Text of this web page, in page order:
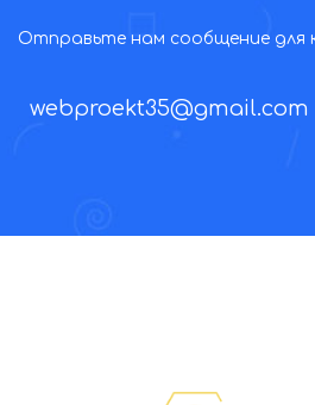
Отправьте нам сообщение для
webproekt35@gmail.com